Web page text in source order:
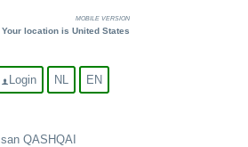
MOBILE VERSION
Your location is United States
Login NL EN
QASHQAI